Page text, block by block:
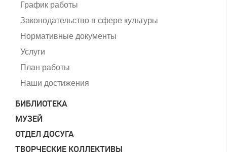
График работы
Законодательство в сфере культуры
Нормативные документы
Услуги
План работы
Наши достижения
БИБЛИОТЕКА
МУЗЕЙ
ОТДЕЛ ДОСУГА
ТВОРЧЕСКИЕ КОЛЛЕКТИВЫ